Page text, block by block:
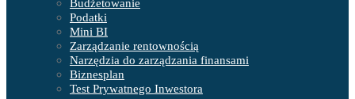
Budżetowanie
Podatki
Mini BI
Zarządzanie rentownością
Narzędzia do zarządzania finansami
Biznesplan
Test Prywatnego Inwestora